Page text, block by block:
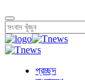
প্রচ্ছদ